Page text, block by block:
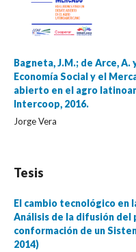
Bagneta, J.M.; de Arce,
Economía Social y el
abierto en el agro
Intercoop, 2016.
Jorge Vera
Tesis
El cambio tecnológico en
Análisis de la difusión del
conformación de un
2014)